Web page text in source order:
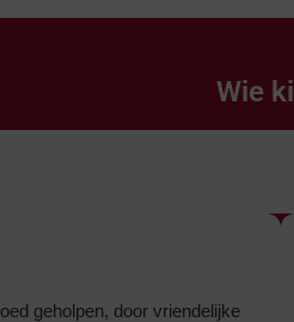
Wie
geholpen, door vriendelijke